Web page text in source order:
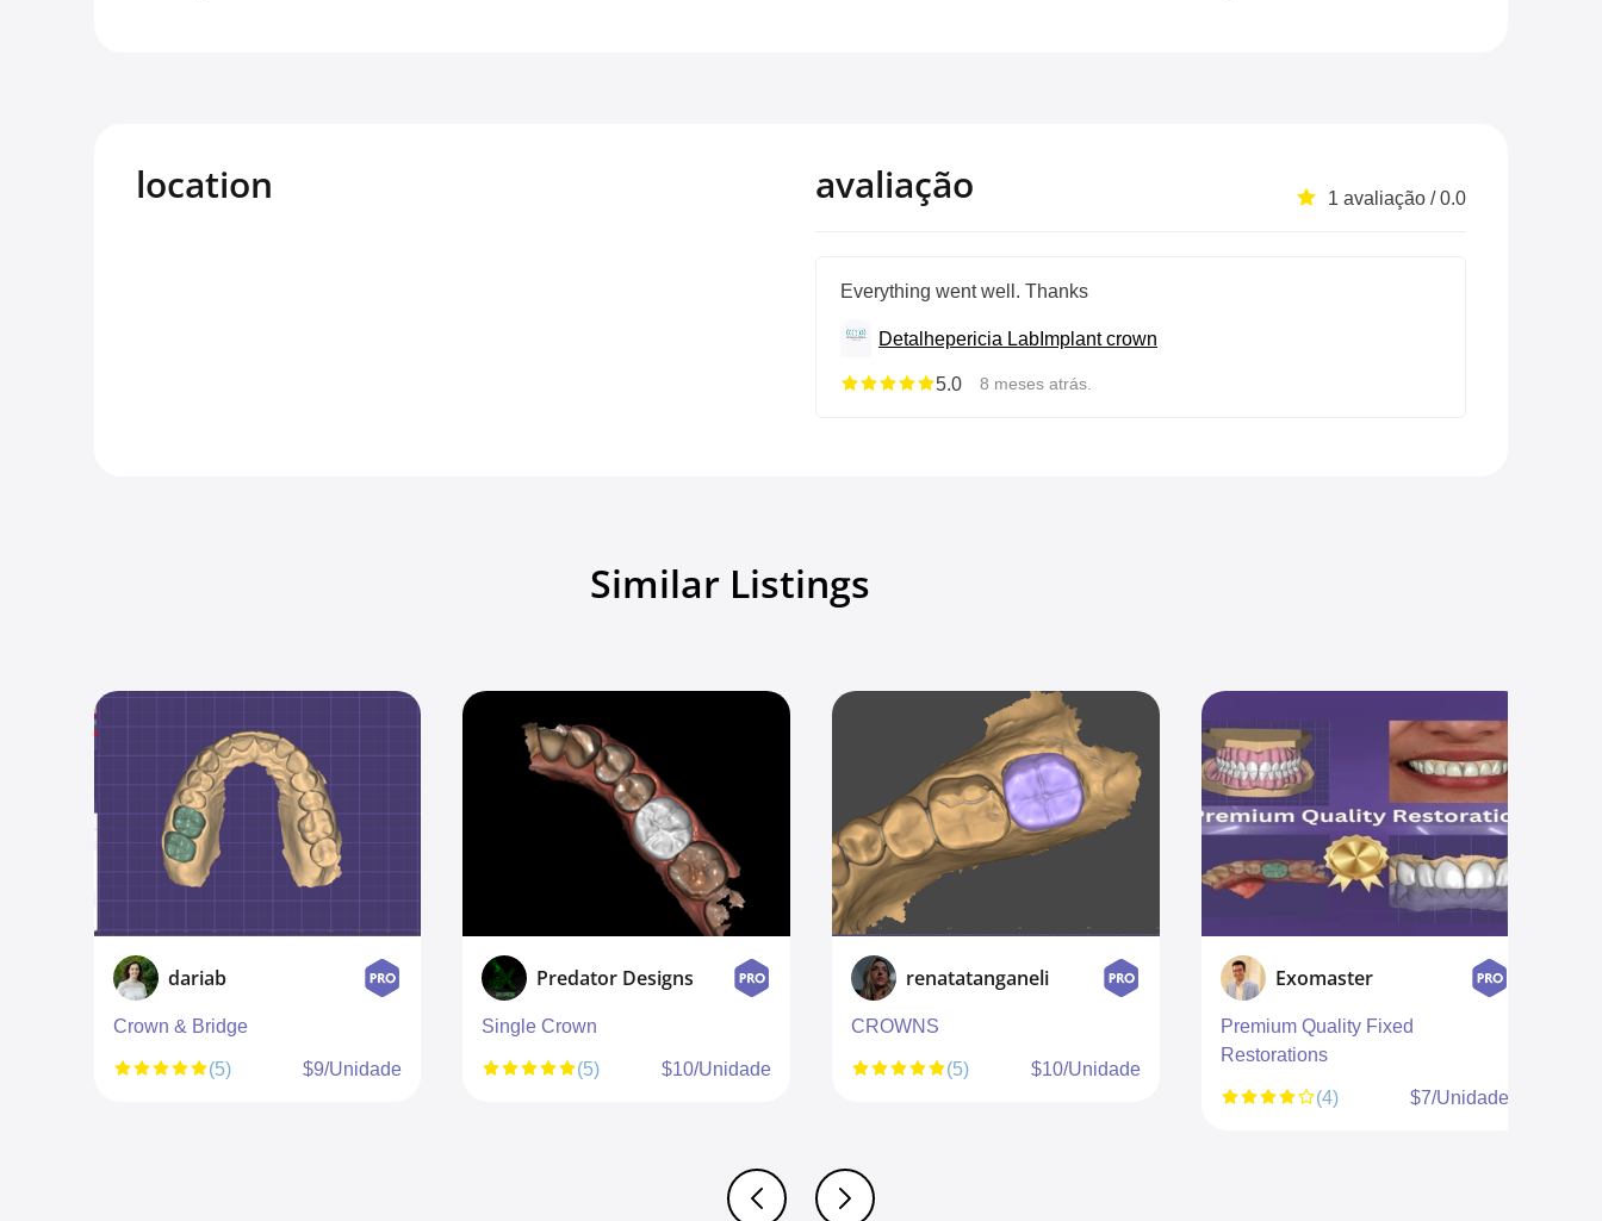
location avaliação 1 avaliação / 0.0
Everything went well. Thanks
Detalhepericia LabImplant crown
5.0
8 meses atrás.
Similar Listings
Predator Designs
Single Crown
(5)
$10/Unidade
renatatanganeli
CROWNS
$10/Unidade
Exomaster
Premium Quality Fixed
Restorations
Rafael Fonseca CAD DESIGNER
FULL CROWN